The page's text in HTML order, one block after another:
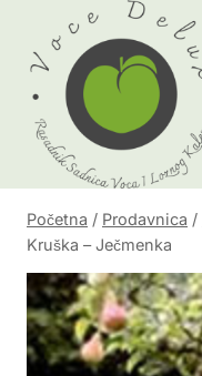
content
Početna / Prodavnica /
Kruška – Ječmenka